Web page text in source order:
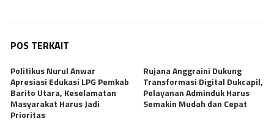
POS TERKAIT
Politikus Nurul Anwar
Apresiasi Edukasi LPG Pemkab
Barito Utara, Keselamatan
Masyarakat Harus Jadi
Prioritas
Rujana Anggraini Dukung
Transformasi Digital Dukcapil,
Pelayanan Adminduk Harus
Semakin Mudah dan Cepat